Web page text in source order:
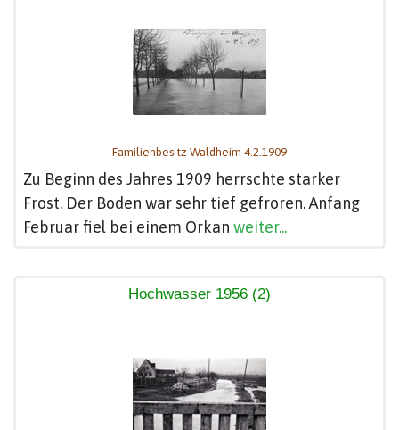
Familienbesitz Waldheim 4.2.1909
Zu Beginn des Jahres 1909 herrschte starker
Frost. Der Boden war sehr tief gefroren. Anfang
Februar fiel bei einem Orkan weiter...
Hochwasser 1956 (2)